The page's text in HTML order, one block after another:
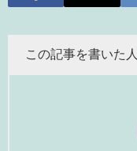
この記事を書いた人